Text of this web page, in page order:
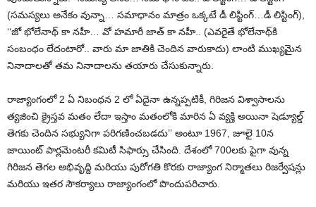
(సమస్యలు అనేకం వున్నా… సమాధానం మాత్రం ఒక్కటే డీ లిస్టింగ్‌…డీ లిస్టింగ్‌),
‘‘జో భోలేనాథ్‌ కా నహీ… వో హమారీ జాత్‌ కా నహీ.. (ఎవరైతే భోలేనాథ్‌కి
సంబంధం లేదంటారో.. వారు మా జాతికి చెందిన వారుకాదు) లాంటి ముఖ్యమైన
నినాదాలతో తమ నినాదాలను తయారు చేసుకున్నారు.
రాజ్యాంగంలో 2 ఏ నిబంధన 2 లో ఏదైనా ఉన్నప్పటికీ, గిరిజన విశ్వాసాలను
త్యజించి క్రైస్తవ మతం లేదా ఇస్తాం మతంలోకి మారిన ఏ వ్యక్తి అయినా షెడ్యూల్డ్‌
తెగకు చెందిన సభ్యునిగా పరిగణించబడదు’’ అంటూ 1967, జూలై 10న
జాయింట్‌ పార్లమెంటరీ కమిటీ సిఫార్సు చేసింది. దేశంలో 700లకు పైగా వున్న
గిరిజన తెగల అభివృద్ది మరియు పురోగతి కొరకు రాజ్యాంగ నిర్మాతలు రిజర్వేషన్లు
మరియు ఇతర సౌకర్యాలు రాజ్యాంగంలో పొందుపరిచారు.